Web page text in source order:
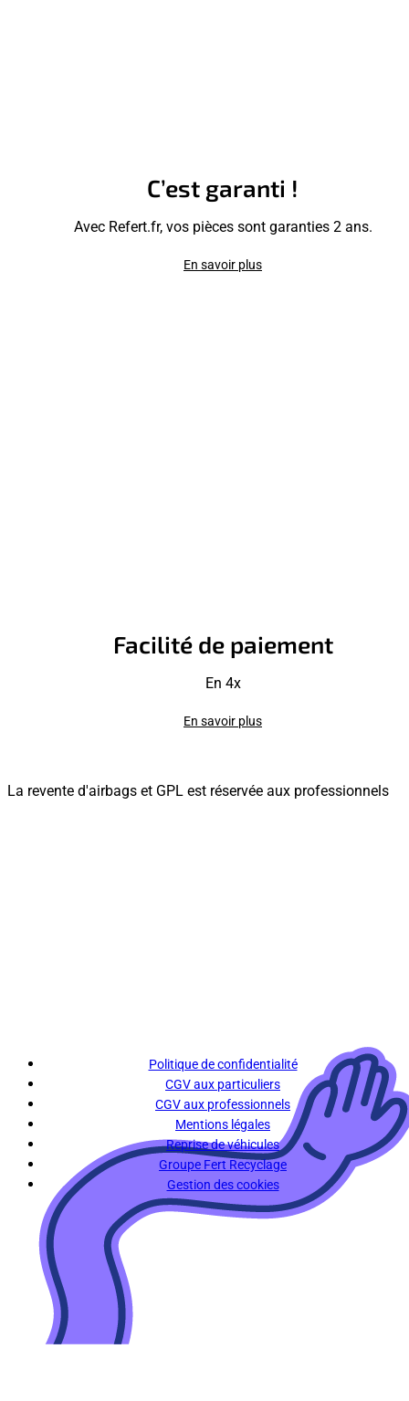
C’est garanti !
Avec Refert.fr, vos pièces sont garanties 2 ans.
En savoir plus
Facilité de paiement
En 4x
En savoir plus
La revente d'airbags et GPL est réservée aux professionnels
Politique de confidentialité
CGV aux particuliers
CGV aux professionnels
Mentions légales
Reprise de véhicules
Groupe Fert Recyclage
Gestion des cookies